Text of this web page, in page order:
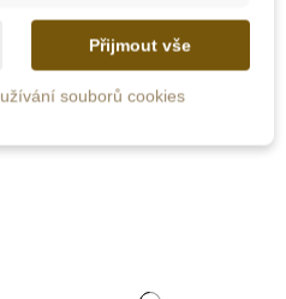
1 966 Kč
Přidat do košíku
Přijmout vše
souborů cookies